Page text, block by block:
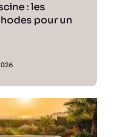
: les
pour un